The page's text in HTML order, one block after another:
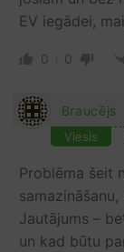
EV iegādei,
0 0
Braucējs
Viesis
Problēma šeit
Jautājums –
un kad būtu